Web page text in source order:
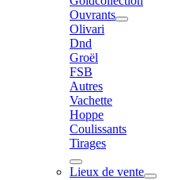
Ouvrants
Olivari
Dnd
Groël
FSB
Autres
Vachette
Hoppe
Coulissants
Tirages
Lieux de vente